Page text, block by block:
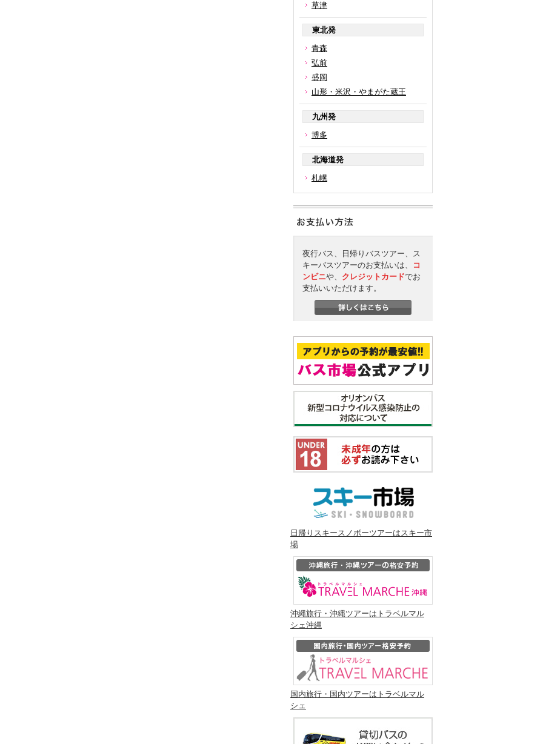
草津
東北発
青森
弘前
盛岡
山形・米沢・やまがた蔵王
九州発
博多
北海道発
札幌
夜行バス、日帰りバスツアー、ス
キーバスツアーのお支払いは、
コ
ンビニや、 クレジットカードでお
支払いいただけます。
日帰りスキースノボーツアーはスキー市
場
沖縄旅行・沖縄ツアーはトラベルマル
シェ沖縄
国内旅行・国内ツアーはトラベルマル
シェ